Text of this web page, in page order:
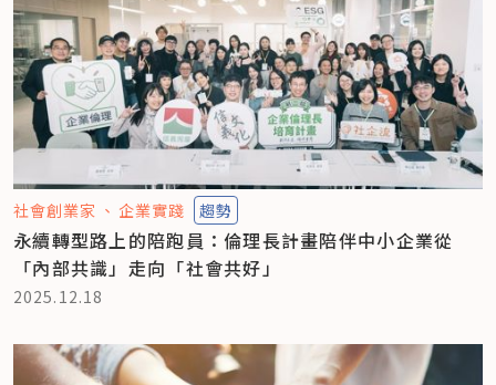
社會創業家 企業實踐 趨勢
永續轉型路上的陪跑員：倫理長計畫陪伴中小企業從
「內部共識」走向「社會共好」
2025.12.18